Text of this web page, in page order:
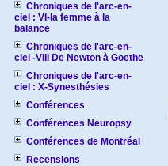
Chroniques de l'arc-en-
ciel : VI-la femme à la
balance
Chroniques de l'arc-en-
ciel -VIII De Newton à Goethe
Chroniques de l'arc-en-
ciel : X-Synesthésies
Conférences
Conférences Neuropsy
Conférences de Montréal
Recensions